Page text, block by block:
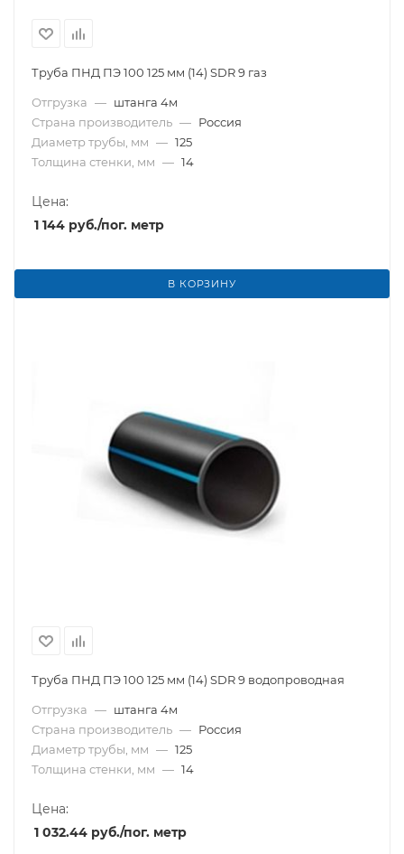
Труба ПНД ПЭ 100 125 мм (14) SDR 9 газ
Отгрузка — штанга 4м
Страна производитель — Россия
Диаметр трубы, мм — 125
Толщина стенки, мм — 14
Цена:
1 144 руб./пог. метр
В КОРЗИНУ
Труба ПНД ПЭ 100 125 мм (14) SDR 9 водопроводная
Отгрузка — штанга 4м
Страна производитель — Россия
Диаметр трубы, мм — 125
Толщина стенки, мм — 14
Цена:
1 032.44 руб./пог. метр